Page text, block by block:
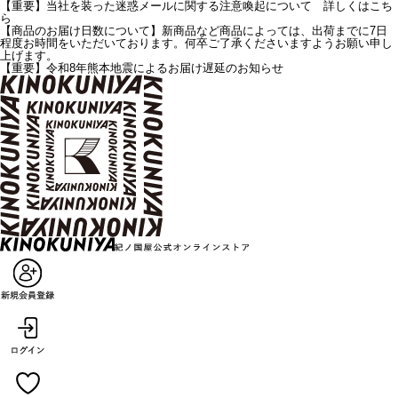
【重要】当社を装った迷惑メールに関する注意喚起について 詳しくはこち
ら
【商品のお届け日数について】新商品など商品によっては、出荷までに7日
程度お時間をいただいております。何卒ご了承くださいますようお願い申し
上げます。
【重要】令和8年熊本地震によるお届け遅延のお知らせ